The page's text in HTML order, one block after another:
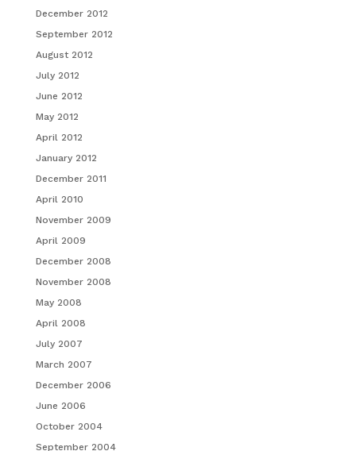
December 2012
September 2012
August 2012
July 2012
June 2012
May 2012
April 2012
January 2012
December 2011
April 2010
November 2009
April 2009
December 2008
November 2008
May 2008
April 2008
July 2007
March 2007
December 2006
June 2006
October 2004
September 2004